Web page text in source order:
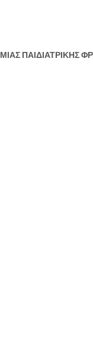
ΠΑΙΔΙΑΤΡΙΚΗΣ